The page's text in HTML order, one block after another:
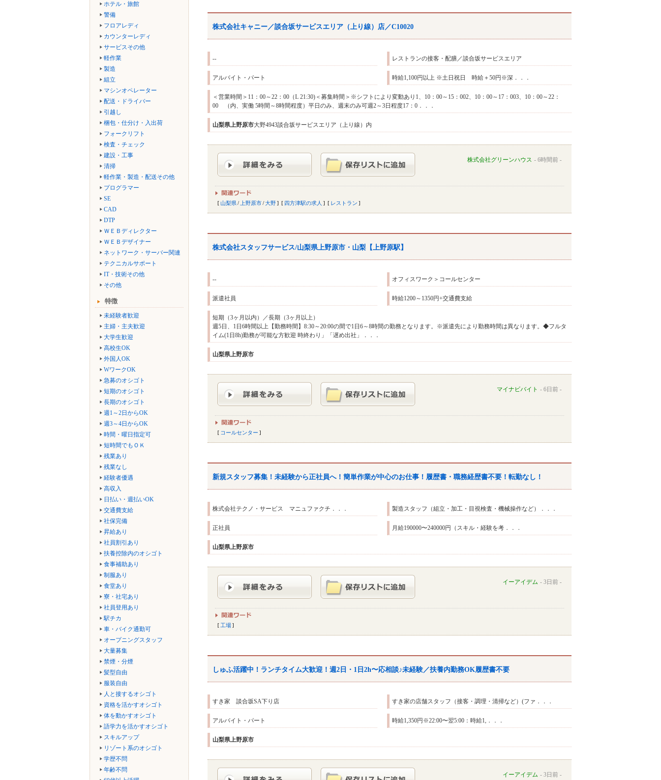
ホテル・旅館
警備
フロアレディ
カウンターレディ
サービスその他
軽作業
製造
組立
マシンオペレーター
配送・ドライバー
引越し
梱包・仕分け・入出荷
フォークリフト
検査・チェック
建設・工事
清掃
軽作業・製造・配送その他
プログラマー
SE
CAD
DTP
ＷＥＢディレクター
ＷＥＢデザイナー
ネットワーク・サーバー関連
テクニカルサポート
IT・技術その他
その他
特徴
未経験者歓迎
主婦・主夫歓迎
大学生歓迎
高校生OK
外国人OK
WワークOK
急募のオシゴト
短期のオシゴト
長期のオシゴト
週1～2日からOK
週3～4日からOK
時間・曜日指定可
短時間でもＯＫ
残業あり
残業なし
経験者優遇
高収入
日払い・週払いOK
交通費支給
社保完備
昇給あり
社員割引あり
扶養控除内のオシゴト
食事補助あり
制服あり
食堂あり
寮・社宅あり
社員登用あり
駅チカ
車・バイク通勤可
オープニングスタッフ
大量募集
禁煙・分煙
髪型自由
服装自由
人と接するオシゴト
資格を活かすオシゴト
体を動かすオシゴト
語学力を活かすオシゴト
スキルアップ
リゾート系のオシゴト
学歴不問
年齢不問
株式会社キャニー／談合坂サービスエリア（上り線）店／C10020
-- レストランの接客・配膳／談合坂サービスエリア
アルバイト・パート 時給1,100円以上 ※土日祝日 時給＋50円※深．．．
＜営業時間＞11：00～22：00（L 21:30)＜募集時間＞※シフトにより変動あり1、10：00～15：002、10：00～17：003、10：00～22：
00 （内、実働 5時間～8時間程度）平日のみ、週末のみ可週2～3日程度17：0．．．
山梨県上野原市大野4943談合坂サービスエリア（上り線）内
株式会社グリーンハウス 6時間前
山梨県/ 上野原市/大野 四方津駅の求人 レストラン
株式会社スタッフサービス/山梨県上野原市・山梨【上野原駅】
-- オフィスワーク＞コールセンター
派遣社員 時給1200～1350円+交通費支給
短期（3ヶ月以内）／長期（3ヶ月以上）
週5日、1日6時間以上【勤務時間】8:30～20:00の間で1日6～8時間の勤務となります。※派遣先により勤務時間は異なります。◆フルタ
イム(1日8h)勤務が可能な方歓迎 時終わり」「遅め出社」．．．
山梨県上野原市
マイナビバイト 6日前
コールセンター
新規スタッフ募集！未経験から正社員へ！簡単作業が中心のお仕事！履歴書・職務経歴書不要！転勤なし！
株式会社テクノ・サービス マニュファクチ．．． 製造スタッフ（組立・加工・目視検査・機械操作など）．．．
正社員 月給190000〜240000円（スキル・経験を考．．．
山梨県上野原市
イーアイデム 3日前
工場
しゅふ活躍中！ランチタイム大歓迎！週2日・1日2h〜応相談♪未経験／扶養内勤務OK履歴書不要
すき家 談合坂SA下り店 すき家の店舗スタッフ（接客・調理・清掃など）(ファ．．．
アルバイト・パート 時給1,350円※22:00〜翌5:00：時給1,．．．
山梨県上野原市
イーアイデム 3日前